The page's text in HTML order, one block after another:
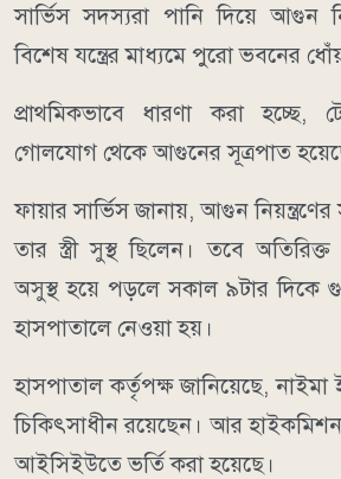
সার্ভিস সদস্যরা পানি দিয়ে আগুন
বিশেষ যন্ত্রের মাধ্যমে পুরো ভবনের
প্রাথমিকভাবে ধারণা করা হচ্ছে,
গোলযোগ থেকে আগুনের সূত্রপাত
ফায়ার সার্ভিস জানায়, আগুন
তার স্ত্রী সুস্থ ছিলেন। তবে
অসুস্থ হয়ে পড়লে সকাল ৯টার দিকে
হাসপাতালে নেওয়া হয়।
হাসপাতাল কর্তৃপক্ষ জানিয়েছে,
চিকিৎসাধীন রয়েছেন। আর
আইসিইউতে ভর্তি করা হয়েছে।